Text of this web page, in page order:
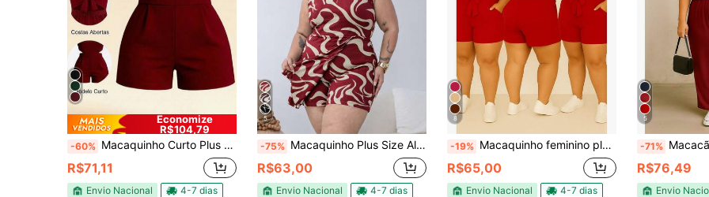
Economize
R$104,79
-60% Macaquinho Curto Plus Size Feminino frente Unica Macaquinho Costa Nua Aberto nas Costas Macaquinho Coladinho abertura Lateral Moda Gringa Macaquinho Curto Sexy Elegante Decotado V
R$71,11
Envio Nacional 4-7 dias
5
-75% Macaquinho Plus Size Alça Grossa -Confortável elegante Casual Bolso moda Férias
R$63,00
Envio Nacional 4-7 dias
8
-19% Macaquinho feminino plus size MODA VERÃO G1 G2 G3 na malha duna super confortável bem soltinho ideal para uso do dia a dia
R$65,00
Envio Nacional 4-7 dias
5
-71% Macacão Plus
R$76,49
Envio